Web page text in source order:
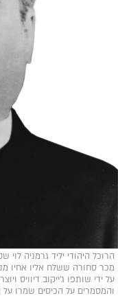
מכר סחורה ששלח אליו אחיו
על ידי שותפו ג׳ייקוב דיוויס
והמסמרים על הכיסים שמרו על